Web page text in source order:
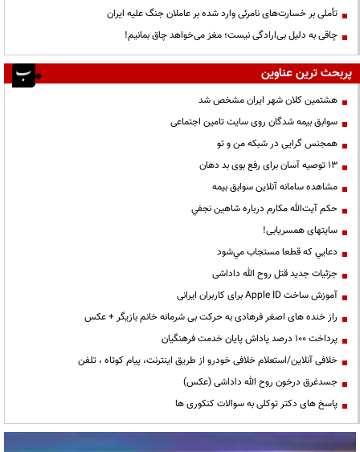
تأملی بر خسارت‌های نامرئی وارد شده بر عاملان جنگ علیه ایران
چاقی به دلیل بی‌ارادگی نیست؛ مغز می‌خواهد چاق بمانیم!
پربحث ترین عناوین
هشتمین کلان شهر ایران مشخص شد
سوابق بیمه شدگان روی سایت تامین اجتماعی
همجنس گرایی در شبکه من و تو
13 توصیه آسان برای رفع بوی بد دهان
مشاهده سامانه آنلاين سوابق بیمه
حكم آيت‌الله مكارم درباره شاهين نجفي
سایتهای همسریابی!
دعايي كه قطعا مستجاب مي‌شود
جزئیات جدید قتل روح الله داداشی
آموزش ساخت Apple ID برای کاربران ایرانی
راز خنده های اصغر فرهادی به حرکت بی شرمانه خانم بازیگر + عکس
پرداخت ۱۰۰ درصد پاداش پایان خدمت فرهنگیان
خلافی آنلاین/استعلام خلافی خودرو از طریق اینترنت، پیام کوتاه ، تلفن
جسدغرق درخون روح الله داداشی (عکس)
پاسخ های دکتر توکلی به سوالات کنکوری ها